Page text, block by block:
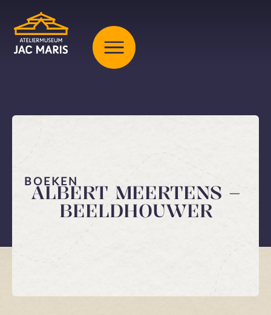
BOEKEN
ALBERT MEERTENS –
BEELDHOUWER